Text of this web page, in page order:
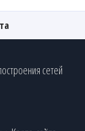
сетей